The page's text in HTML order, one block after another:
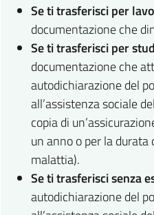
Se ti trasferisci per
documentazione che
Se ti trasferisci per
documentazione che
autodichiarazione del
all’assistenza sociale
copia di
un anno o per la durata
malattia).
Se ti trasferisci senza
autodichiarazione del